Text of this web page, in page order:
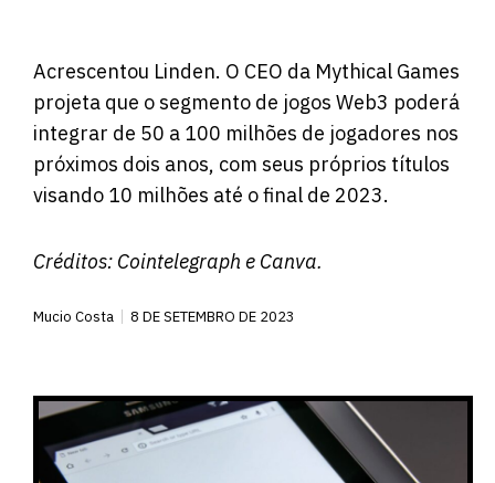
Acrescentou Linden. O CEO da Mythical Games
projeta que o segmento de jogos Web3 poderá
integrar de 50 a 100 milhões de jogadores nos
próximos dois anos, com seus próprios títulos
visando 10 milhões até o final de 2023.
Créditos: Cointelegraph e Canva.
Mucio Costa 8 DE SETEMBRO DE 2023